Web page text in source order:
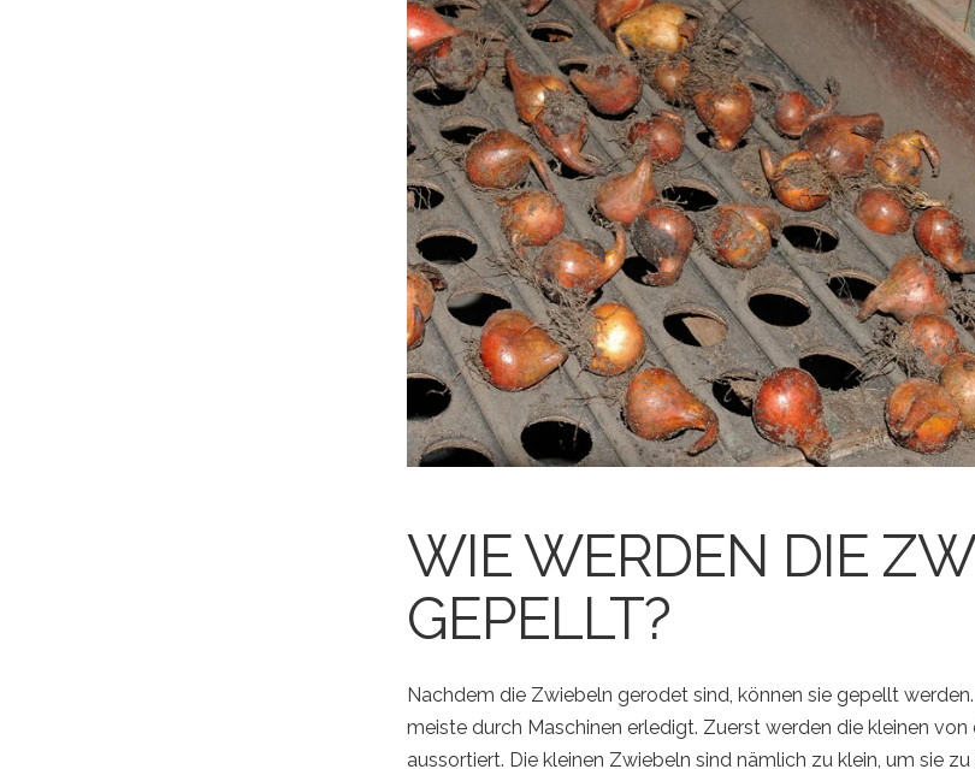
WIE WERDEN DIE
GEPELLT?
Nachdem die Zwiebeln gerodet sind, können sie gepellt
meiste durch Maschinen erledigt. Zuerst werden die kleinen
aussortiert. Die kleinen Zwiebeln sind nämlich zu klein, um sie